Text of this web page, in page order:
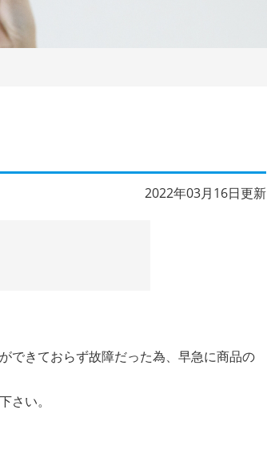
2022年03月16日更新
できておらず故障だった為、早急に商品の
さい。